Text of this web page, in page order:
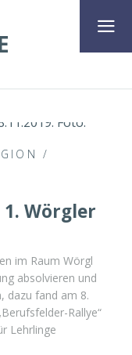
/
1. Wörgler
im Raum Wörgl
absolvieren und
dazu fand am 8.
Rallye“
Lehrlinge